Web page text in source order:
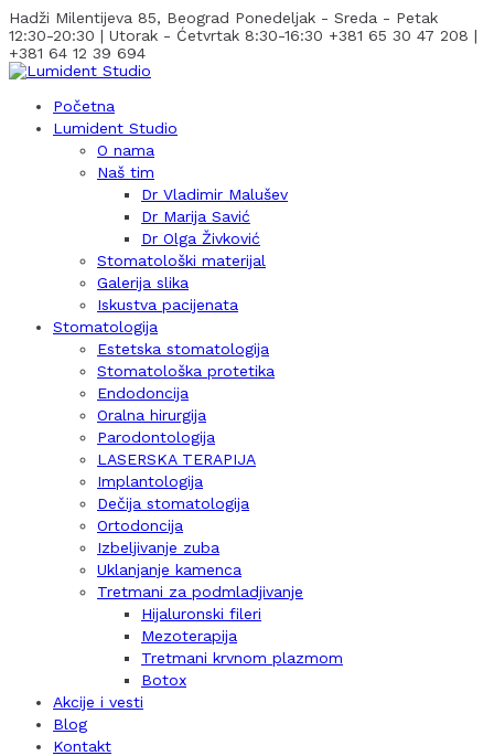
Hadži Milentijeva 85, Beograd Ponedeljak - Sreda - Petak
12:30-20:30 | Utorak - Ćetvrtak 8:30-16:30 +381 65 30 47 208 |
+381 64 12 39 694
Početna
Lumident Studio
O nama
Naš tim
Dr Vladimir Malušev
Dr Marija Savić
Dr Olga Živković
Stomatološki materijal
Galerija slika
Iskustva pacijenata
Stomatologija
Estetska stomatologija
Stomatološka protetika
Endodoncija
Oralna hirurgija
Parodontologija
LASERSKA TERAPIJA
Implantologija
Dečija stomatologija
Ortodoncija
Izbeljivanje zuba
Uklanjanje kamenca
Tretmani za podmladjivanje
Hijaluronski fileri
Mezoterapija
Tretmani krvnom plazmom
Botox
Akcije i vesti
Blog
Kontakt